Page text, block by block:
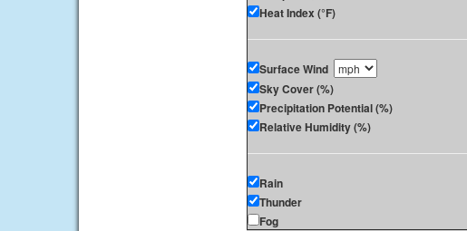
Heat Index (°F)
Surface Wind
Sky Cover (%)
Precipitation Potential (%)
Relative Humidity (%)
Rain
Thunder
Fog